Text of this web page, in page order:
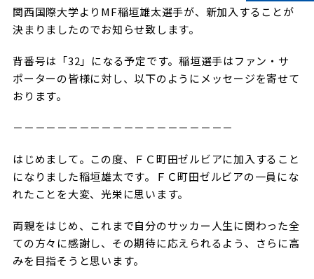
TOPチーム
試合情報
チケット
イベント
ファンクラブ
グッズ
メディア
ホームタウン活動
アカデミー
試合情報トップ
試合データ
試合日程・結果
観戦するトップ
チケット購入手順
チケット販売スケジュール
️スタジアムを知る
スタジアムアクセス
クラブを知る
クラブを知るトップ
ＦＣ町田ゼルビアについて
選手・スタッフ紹介
ファンになるトップ
クラブゼルビスタへの入会
グッズを買う
グッズを買うトップ
オンラインストア
ホームタウン
関西国際大学よりMF稲垣雄太選手が、新加入することが
決まりましたのでお知らせ致します。
背番号は「32」になる予定です。 稲垣選手はファン・サ
ポーターの皆様に対し、以下のようにメッセージを寄せて
おります。
－－－－－－－－－－－－－－－－－－－－
はじめまして。この度、ＦＣ町田ゼルビアに加入すること
になりました稲垣雄太です。ＦＣ町田ゼルビアの一員にな
れたことを大変、光栄に思います。
両親をはじめ、これまで自分のサッカー人生に関わった全
ての方々に感謝し、その期待に応えられるよう、さらに高
みを目指そうと思います。